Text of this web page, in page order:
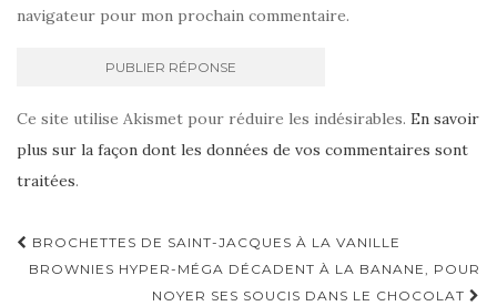
navigateur pour mon prochain commentaire.
Ce site utilise Akismet pour réduire les indésirables. En savoir
plus sur la façon dont les données de vos commentaires sont
traitées.
Navigation
d'article
BROCHETTES DE SAINT-JACQUES À LA VANILLE
BROWNIES HYPER-MÉGA DÉCADENT À LA BANANE, POUR
NOYER SES SOUCIS DANS LE CHOCOLAT